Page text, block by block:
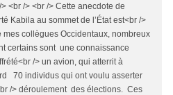
<br /> <br /> Cette anecdote de
Kabila au sommet de l’État est<br />
mes collègues Occidentaux, nombreux
certains sont une connaissance
/> un avion, qui atterrit à
70 individus qui ont voulu asserter
/> déroulement des élections. Ces